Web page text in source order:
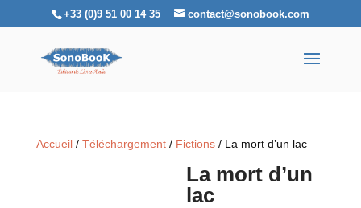
+33 (0)9 51 00 14 35 contact@sonobook.com
Accueil/ Téléchargement/ Fictions/ La mort d’un lac
La mort d’un
lac